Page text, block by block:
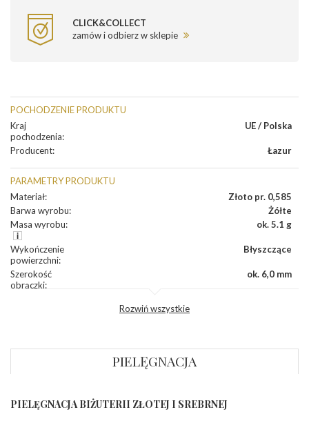
CLICK&COLLECT
zamów i odbierz w sklepie
POCHODZENIE PRODUKTU
Kraj
pochodzenia:
UE / Polska
Producent: Łazur
PARAMETRY PRODUKTU
Materiał:
Złoto pr. 0,585
Barwa wyrobu:
Żółte
Masa wyrobu: ok. 5.1 g
Wykończenie
powierzchni:
Błyszczące
Szerokość
obrączki:
ok. 6,0 mm
INNE PARAMETRY
Rozwiń wszystkie
PIELĘGNACJA
PIELĘGNACJA BIŻUTERII ZŁOTEJ I SREBRNEJ